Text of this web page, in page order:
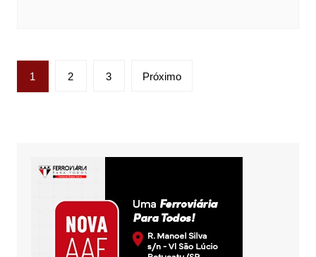
Paginação
de
1 2 3 Próximo